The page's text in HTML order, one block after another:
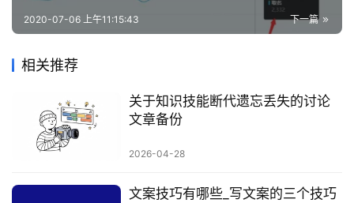
下一篇
2020-07-06 上午11:15:43
相关推荐
关于知识技能断代遗忘丢失的讨论
文章备份
2026-04-28
文案技巧有哪些_写文案的三个技巧